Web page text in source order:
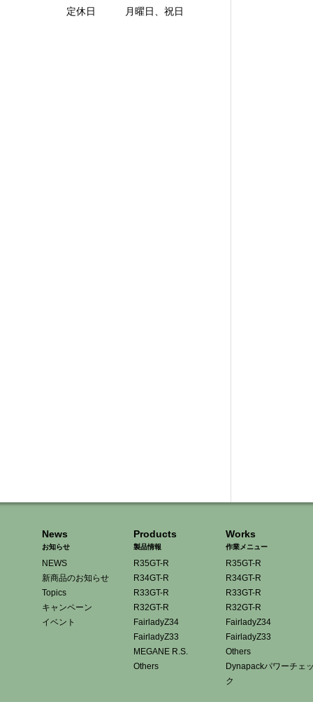
定休日 月曜日、祝日
News
お知らせ
NEWS
新商品のお知らせ
Topics
キャンペーン
イベント
Products
製品情報
R35GT-R
R34GT-R
R33GT-R
R32GT-R
FairladyZ34
FairladyZ33
MEGANE R.S.
Others
Works
作業メニュー
R35GT-R
R34GT-R
R33GT-R
R32GT-R
FairladyZ34
FairladyZ33
Others
Dynapackパワーチェ
ク